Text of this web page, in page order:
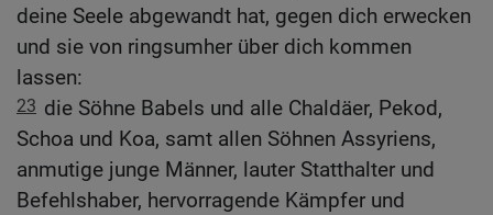
deine Seele abgewandt hat, gegen dich erwecken
und sie von ringsumher über dich kommen
lassen:
23 die Söhne Babels und alle Chaldäer, Pekod,
Schoa und Koa, samt allen Söhnen Assyriens,
anmutige junge Männer, lauter Statthalter und
Befehlshaber, hervorragende Kämpfer und